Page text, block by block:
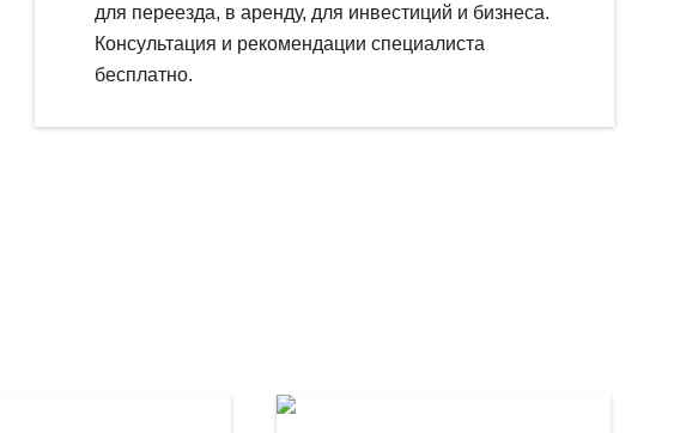
для переезда, в аренду, для инвестиций и бизнеса.
Консультация и рекомендации специалиста
бесплатно.